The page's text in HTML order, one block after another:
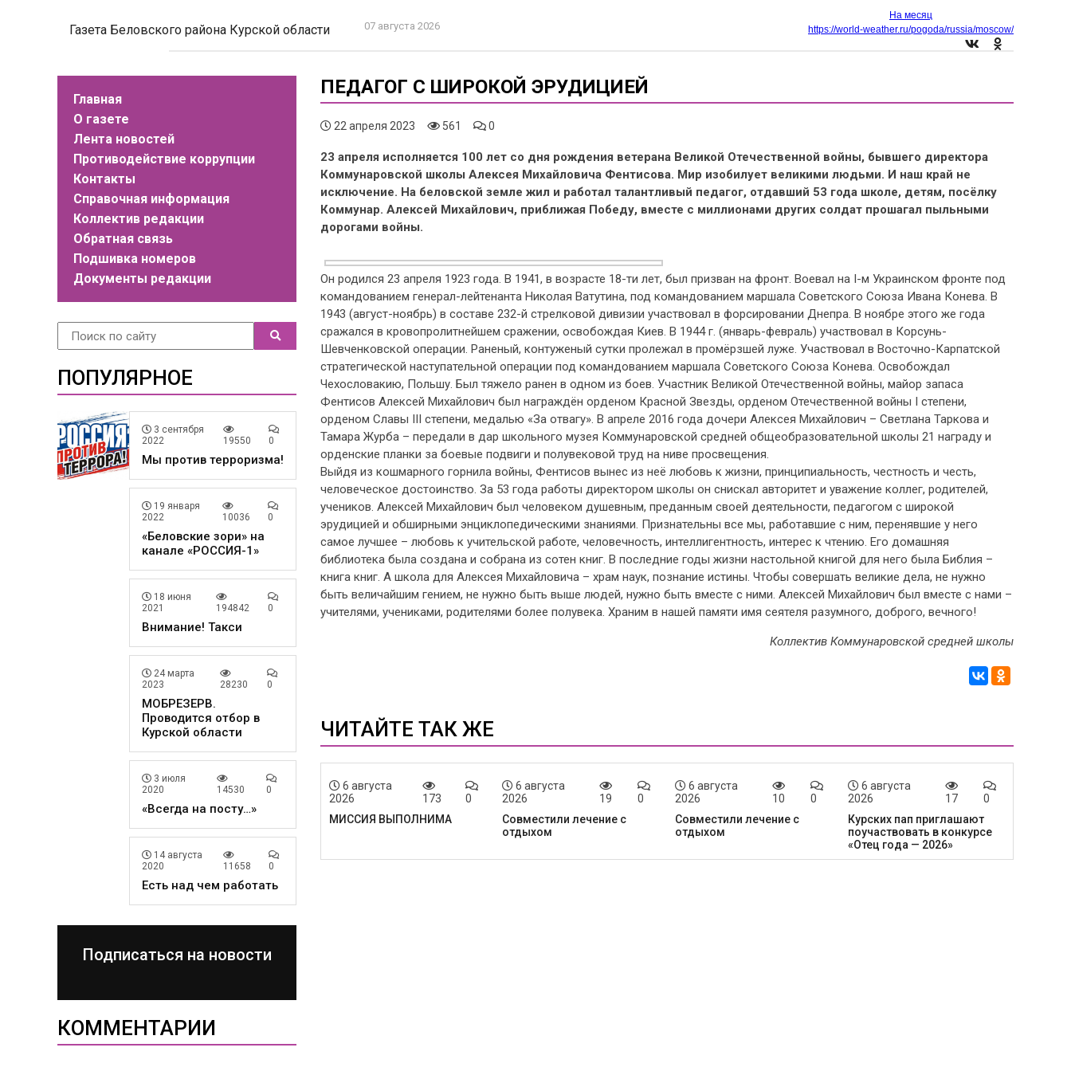
Газета Беловского района Курской области 07 августа 2026
На месяц
https://world-weather.ru/pogoda/russia/moscow/
Главная
О газете
Лента новостей
Противодействие коррупции
Контакты
Справочная информация
Коллектив редакции
Обратная связь
Подшивка номеров
Документы редакции
ПОПУЛЯРНОЕ
3 сентября
2022
19550 0
Мы против терроризма!
19 января
2022
10036 0
«Беловские зори» на
канале «РОССИЯ-1»
18 июня
2021
194842 0
Внимание! Такси
24 марта
2023
28230 0
МОБРЕЗЕРВ.
Проводится отбор в
Курской области
3 июля
2020
14530 0
«Всегда на посту…»
14 августа
2020
11658 0
Есть над чем работать
Подписаться на новости
КОММЕНТАРИИ
ПЕДАГОГ С ШИРОКОЙ ЭРУДИЦИЕЙ
22 апреля 2023 561 0
23 апреля исполняется 100 лет со дня рождения ветерана Великой Отечественной войны, бывшего директора
Коммунаровской школы Алексея Михайловича Фентисова. Мир изобилует великими людьми. И наш край не
исключение. На беловской земле жил и работал талантливый педагог, отдавший 53 года школе, детям, посёлку
Коммунар. Алексей Михайлович, приближая Победу, вместе с миллионами других солдат прошагал пыльными
дорогами войны.
Он родился 23 апреля 1923 года. В 1941, в возрасте 18-ти лет, был призван на фронт. Воевал на I-м Украинском фронте под
командованием генерал-лейтенанта Николая Ватутина, под командованием маршала Советского Союза Ивана Конева. В
1943 (август-ноябрь) в составе 232-й стрелковой дивизии участвовал в форсировании Днепра. В ноябре этого же года
сражался в кровопролитнейшем сражении, освобождая Киев. В 1944 г. (январь-февраль) участвовал в Корсунь-
Шевченковской операции. Раненый, контуженый сутки пролежал в промёрзшей луже. Участвовал в Восточно-Карпатской
стратегической наступательной операции под командованием маршала Советского Союза Конева. Освобождал
Чехословакию, Польшу. Был тяжело ранен в одном из боев. Участник Великой Отечественной войны, майор запаса
Фентисов Алексей Михайлович был награждён орденом Красной Звезды, орденом Отечественной войны I степени,
орденом Славы III степени, медалью «За отвагу». В апреле 2016 года дочери Алексея Михайлович – Светлана Таркова и
Тамара Журба – передали в дар школьного музея Коммунаровской средней общеобразовательной школы 21 награду и
орденские планки за боевые подвиги и полувековой труд на ниве просвещения.
Выйдя из кошмарного горнила войны, Фентисов вынес из неё любовь к жизни, принципиальность, честность и честь,
человеческое достоинство. За 53 года работы директором школы он снискал авторитет и уважение коллег, родителей,
учеников. Алексей Михайлович был человеком душевным, преданным своей деятельности, педагогом с широкой
эрудицией и обширными энциклопедическими знаниями. Признательны все мы, работавшие с ним, перенявшие у него
самое лучшее – любовь к учительской работе, человечность, интеллигентность, интерес к чтению. Его домашняя
библиотека была создана и собрана из сотен книг. В последние годы жизни настольной книгой для него была Библия –
книга книг. А школа для Алексея Михайловича – храм наук, познание истины. Чтобы совершать великие дела, не нужно
быть величайшим гением, не нужно быть выше людей, нужно быть вместе с ними. Алексей Михайлович был вместе с нами –
учителями, учениками, родителями более полувека. Храним в нашей памяти имя сеятеля разумного, доброго, вечного!
Коллектив Коммунаровской средней школы
ЧИТАЙТЕ ТАК ЖЕ
6 августа
2026
173
0
МИССИЯ ВЫПОЛНИМА
6 августа
2026
19
0
Совместили лечение с
отдыхом
6 августа
2026
10
0
Совместили лечение с
отдыхом
6 августа
2026
17
0
Курских пап приглашают
поучаствовать в конкурсе
«Отец года — 2026»